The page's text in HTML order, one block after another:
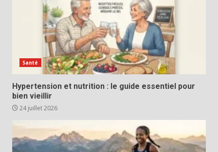
Santé
Hypertension et nutrition : le guide essentiel pour
bien vieillir
24 juillet 2026